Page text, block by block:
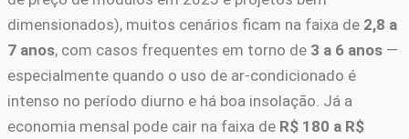
dimensionados), muitos cenários ficam na faixa de 2,8 a
7 anos, com casos frequentes em torno de 3 a 6 anos —
especialmente quando o uso de ar-condicionado é
intenso no período diurno e há boa insolação. Já a
economia mensal pode cair na faixa de R$ 180 a R$